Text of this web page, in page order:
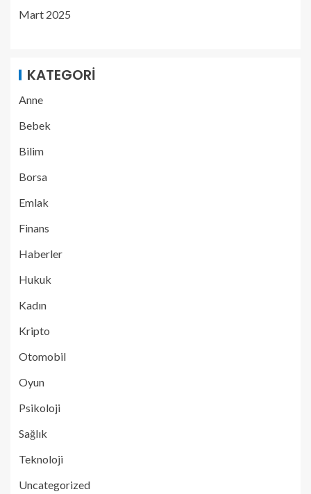
Mart 2025
KATEGORI
Anne
Bebek
Bilim
Borsa
Emlak
Finans
Haberler
Hukuk
Kadın
Kripto
Otomobil
Oyun
Psikoloji
Sağlık
Teknoloji
Uncategorized